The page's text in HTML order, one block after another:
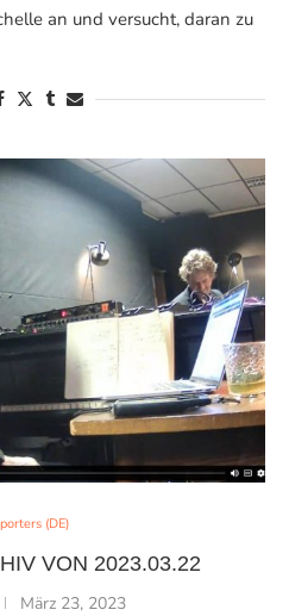
an und versucht, daran zu
(DE)
VON 2023.03.22
März 23, 2023